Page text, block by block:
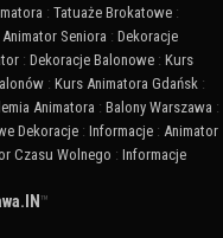
: Tatuaże Brokatowe :
Animator Seniora : Dekoracje
: Dekoracje Balonowe : Kurs
: Kurs Animatora Gdańsk :
Animatora : Balony Warszawa :
Dekoracje : Informacje : Animator
Czasu Wolnego : Informacje
™